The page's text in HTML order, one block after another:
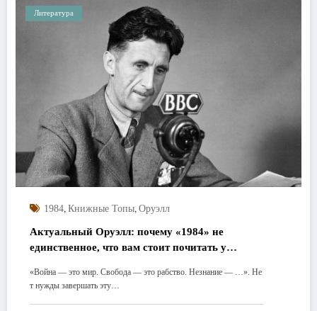
Литература
1984, Книжные Топы, Оруэлл
Актуальный Оруэлл: почему «1984» не
единственное, что вам стоит почитать у
«Война — это мир. Свобода — это рабство. Незнание — …». Не
т нужды завершать эту…